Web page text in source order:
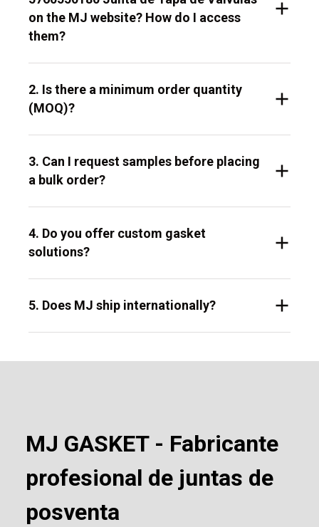
on the MJ website? How do I access
them?
2. Is there a minimum order quantity
(MOQ)?
3. Can I request samples before placing
a bulk order?
4. Do you offer custom gasket
solutions?
5. Does MJ ship internationally?
MJ GASKET - Fabricante
profesional de juntas de
posventa